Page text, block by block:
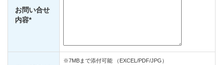
お問い合せ
内容*
※7MBまで添付可能 （EXCEL/PDF/JPG）